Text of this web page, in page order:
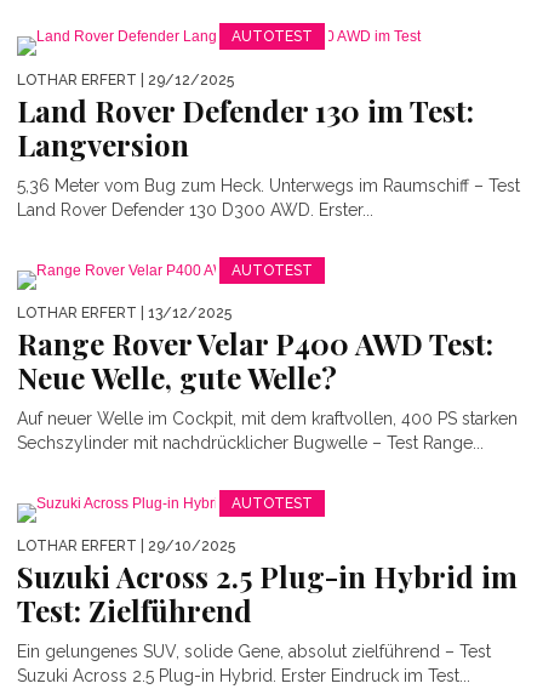
AUTOTEST
LOTHAR ERFERT | 29/12/2025
Land Rover Defender 130 im Test:
Langversion
5,36 Meter vom Bug zum Heck. Unterwegs im Raumschiff – Test
Land Rover Defender 130 D300 AWD. Erster...
AUTOTEST
LOTHAR ERFERT | 13/12/2025
Range Rover Velar P400 AWD Test:
Neue Welle, gute Welle?
Auf neuer Welle im Cockpit, mit dem kraftvollen, 400 PS starken
Sechszylinder mit nachdrücklicher Bugwelle – Test Range...
AUTOTEST
LOTHAR ERFERT | 29/10/2025
Suzuki Across 2.5 Plug-in Hybrid im
Test: Zielführend
Ein gelungenes SUV, solide Gene, absolut zielführend – Test
Suzuki Across 2.5 Plug-in Hybrid. Erster Eindruck im Test...